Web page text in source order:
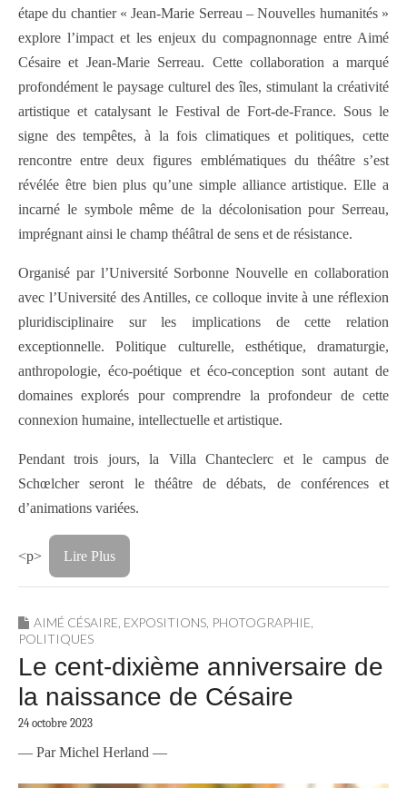
étape du chantier « Jean-Marie Serreau – Nouvelles humanités »
explore l’impact et les enjeux du compagnonnage entre Aimé
Césaire et Jean-Marie Serreau. Cette collaboration a marqué
profondément le paysage culturel des îles, stimulant la créativité
artistique et catalysant le Festival de Fort-de-France. Sous le
signe des tempêtes, à la fois climatiques et politiques, cette
rencontre entre deux figures emblématiques du théâtre s’est
révélée être bien plus qu’une simple alliance artistique. Elle a
incarné le symbole même de la décolonisation pour Serreau,
imprégnant ainsi le champ théâtral de sens et de résistance.
Organisé par l’Université Sorbonne Nouvelle en collaboration
avec l’Université des Antilles, ce colloque invite à une réflexion
pluridisciplinaire sur les implications de cette relation
exceptionnelle. Politique culturelle, esthétique, dramaturgie,
anthropologie, éco-poétique et éco-conception sont autant de
domaines explorés pour comprendre la profondeur de cette
connexion humaine, intellectuelle et artistique.
Pendant trois jours, la Villa Chanteclerc et le campus de
Schœlcher seront le théâtre de débats, de conférences et
d’animations variées.
<p> Lire Plus
AIMÉ CÉSAIRE EXPOSITIONS PHOTOGRAPHIE
POLITIQUES
Le cent-dixième anniversaire de
la naissance de Césaire
24 octobre 2023
— Par Michel Herland —